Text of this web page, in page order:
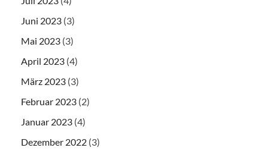
Juni 2023 (3)
Mai 2023 (3)
April 2023 (4)
März 2023 (3)
Februar 2023 (2)
Januar 2023 (4)
Dezember 2022 (3)